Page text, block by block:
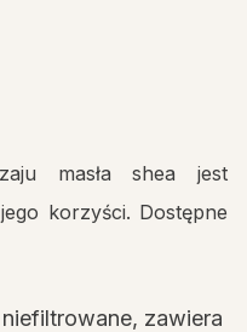
masła shea jest
korzyści. Dostępne
zawiera